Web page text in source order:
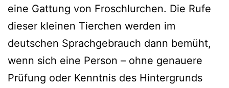
eine Gattung von Froschlurchen. Die Rufe
dieser kleinen Tierchen werden im
deutschen Sprachgebrauch dann bemüht,
wenn sich eine Person – ohne genauere
Prüfung oder Kenntnis des Hintergrunds